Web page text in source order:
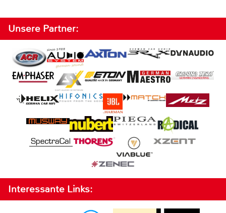
Unsere Partner:
Interessante Links: